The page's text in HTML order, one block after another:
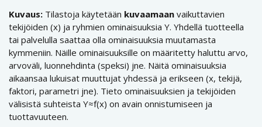
Kuvaus: Tilastoja käytetään kuvaamaan vaikuttavien
tekijöiden (x) ja ryhmien ominaisuuksia Y. Yhdellä tuotteella
tai palvelulla saattaa olla ominaisuuksia muutamasta
kymmeniin. Näille ominaisuuksille on määritetty haluttu arvo,
arvoväli, luonnehdinta (speksi) jne. Näitä ominaisuuksia
aikaansaa lukuisat muuttujat yhdessä ja erikseen (x, tekijä,
faktori, parametri jne). Tieto ominaisuuksien ja tekijöiden
välisistä suhteista Y≈f(x) on avain onnistumiseen ja
tuottavuuteen.